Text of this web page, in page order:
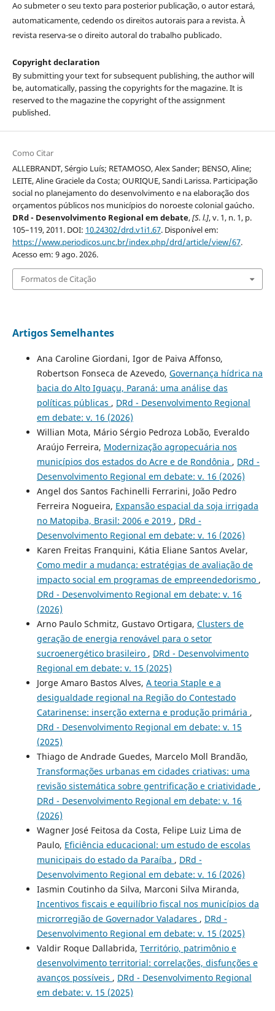
Ao submeter o seu texto para posterior publicação, o autor estará,
automaticamente, cedendo os direitos autorais para a revista. À
revista reserva-se o direito autoral do trabalho publicado.
Copyright declaration
By submitting your text for subsequent publishing, the author will
be, automatically, passing the copyrights for the magazine. It is
reserved to the magazine the copyright of the assignment
published.
Como Citar
ALLEBRANDT, Sérgio Luís; RETAMOSO, Alex Sander; BENSO, Aline;
LEITE, Aline Graciele da Costa; OURIQUE, Sandi Larissa. Participação
social no planejamento do desenvolvimento e na elaboração dos
orçamentos públicos nos municípios do noroeste colonial gaúcho.
DRd - Desenvolvimento Regional em debate,[S. l.], v. 1, n. 1, p.
105–119, 2011. DOI: 10.24302/drd.v1i1.67. Disponível em:
https://www.periodicos.unc.br/index.php/drd/article/view/67.
Acesso em: 9 ago. 2026.
Formatos de Citação
Artigos Semelhantes
Ana Caroline Giordani, Igor de Paiva Affonso,
Robertson Fonseca de Azevedo, Governança hídrica na
bacia do Alto Iguaçu, Paraná: uma análise das
políticas públicas , DRd - Desenvolvimento Regional
em debate: v. 16 (2026)
Willian Mota, Mário Sérgio Pedroza Lobão, Everaldo
Araújo Ferreira, Modernização agropecuária nos
municípios dos estados do Acre e de Rondônia , DRd -
Desenvolvimento Regional em debate: v. 16 (2026)
Angel dos Santos Fachinelli Ferrarini, João Pedro
Ferreira Nogueira, Expansão espacial da soja irrigada
no Matopiba, Brasil: 2006 e 2019 , DRd -
Desenvolvimento Regional em debate: v. 16 (2026)
Karen Freitas Franquini, Kátia Eliane Santos Avelar,
Como medir a mudança: estratégias de avaliação de
impacto social em programas de empreendedorismo ,
DRd - Desenvolvimento Regional em debate: v. 16
(2026)
Arno Paulo Schmitz, Gustavo Ortigara, Clusters de
geração de energia renovável para o setor
sucroenergético brasileiro , DRd - Desenvolvimento
Regional em debate: v. 15 (2025)
Jorge Amaro Bastos Alves, A teoria Staple e a
desigualdade regional na Região do Contestado
Catarinense: inserção externa e produção primária ,
DRd - Desenvolvimento Regional em debate: v. 15
(2025)
Thiago de Andrade Guedes, Marcelo Moll Brandão,
Transformações urbanas em cidades criativas: uma
revisão sistemática sobre gentrificação e criatividade ,
DRd - Desenvolvimento Regional em debate: v. 16
(2026)
Wagner José Feitosa da Costa, Felipe Luiz Lima de
Paulo, Eficiência educacional: um estudo de escolas
municipais do estado da Paraíba , DRd -
Desenvolvimento Regional em debate: v. 16 (2026)
Iasmin Coutinho da Silva, Marconi Silva Miranda,
Incentivos fiscais e equilíbrio fiscal nos municípios da
microrregião de Governador Valadares , DRd -
Desenvolvimento Regional em debate: v. 15 (2025)
Valdir Roque Dallabrida, Território, patrimônio e
desenvolvimento territorial: correlações, disfunções e
avanços possíveis , DRd - Desenvolvimento Regional
em debate: v. 15 (2025)